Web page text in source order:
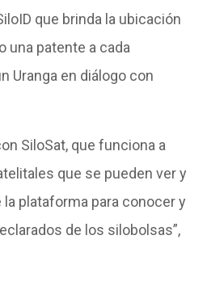
que brinda la ubicación
una patente a cada
Uranga en diálogo con
SiloSat, que funciona a
que se pueden ver y
plataforma para conocer y
de los silobolsas”,